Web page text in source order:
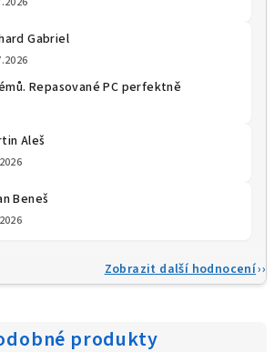
Gabriel
Repasované PC perfektně
Aleš
Beneš
Zobrazit další hodnocení
produkty